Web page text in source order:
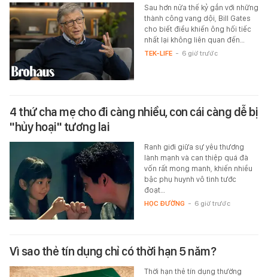
Sau hơn nửa thế kỷ gắn với những
thành công vang dội, Bill Gates
cho biết điều khiến ông hối tiếc
nhất lại không liên quan đến…
TEK-LIFE - 6 giờ trước
4 thứ cha mẹ cho đi càng nhiều, con cái càng dễ bị
"hủy hoại" tương lai
Ranh giới giữa sự yêu thương
lành mạnh và can thiệp quá đà
vốn rất mong manh, khiến nhiều
bậc phụ huynh vô tình tước
đoạt…
HỌC ĐƯỜNG - 6 giờ trước
Vì sao thẻ tín dụng chỉ có thời hạn 5 năm?
Thời hạn thẻ tín dụng thường